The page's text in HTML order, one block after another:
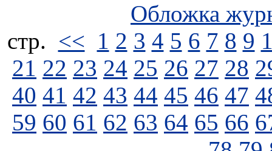
Обложка
стp. << 1 2 3 4 5 6 7 8 9
21 22 23 24 25 26 27 28
40 41 42 43 44 45 46 47
59 60 61 62 63 64 65 66